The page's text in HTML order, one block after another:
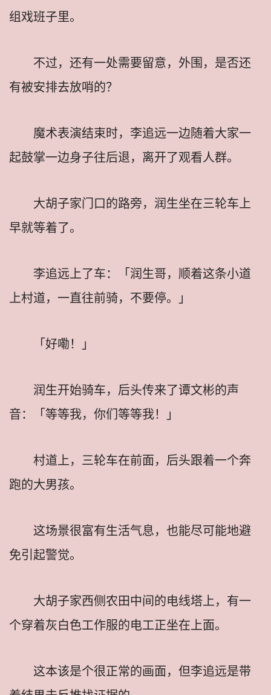
组戏班子里。
不过，还有一处需要留意，外围，是否还
有被安排去放哨的？
魔术表演结束时，李追远一边随着大家一
起鼓掌一边身子往后退，离开了观看人群。
大胡子家门口的路旁，润生坐在三轮车上
早就等着了。
李追远上了车：「润生哥，顺着这条小道
上村道，一直往前骑，不要停。」
「好嘞！」
润生开始骑车，后头传来了谭文彬的声
音：「等等我，你们等等我！」
村道上，三轮车在前面，后头跟着一个奔
跑的大男孩。
这场景很富有生活气息，也能尽可能地避
免引起警觉。
大胡子家西侧农田中间的电线塔上，有一
个穿着灰白色工作服的电工正坐在上面。
这本该是个很正常的画面，但李追远是带